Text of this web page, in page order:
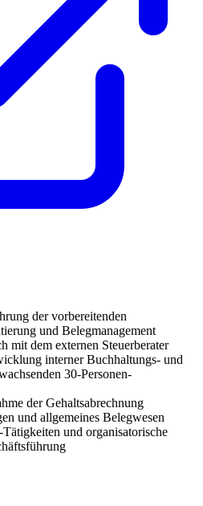
der vorbereitenden
und Belegmanagement
mit dem externen Steuerberater
interner Buchhaltungs- und
30-Personen-
der Gehaltsabrechnung
und allgemeines Belegwesen
und organisatorische